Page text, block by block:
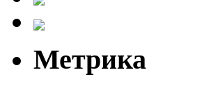
Метрика